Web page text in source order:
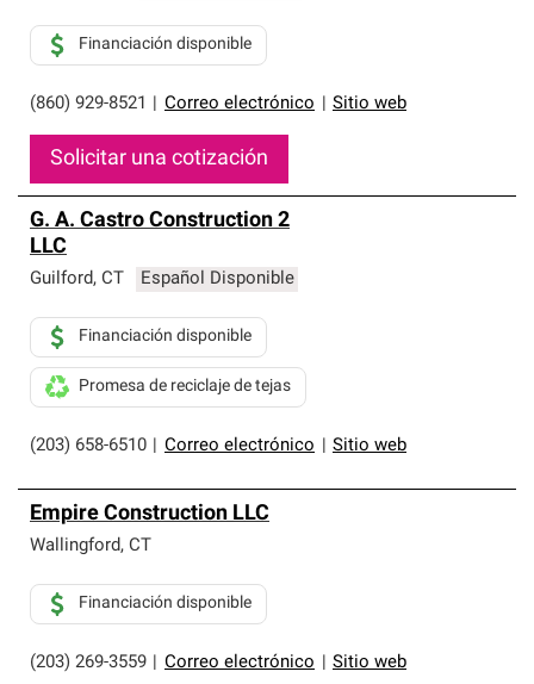
(860) 929-8521 Correo electrónico Sitio web
Financiación disponible
Solicitar una cotización
G. A. Castro Construction 2
LLC
Guilford, CT Español Disponible
(203) 658-6510 Correo electrónico Sitio web
Financiación disponible
Promesa de reciclaje de tejas
Empire Construction LLC
Wallingford, CT
(203) 269-3559 Correo electrónico Sitio web
Financiación disponible